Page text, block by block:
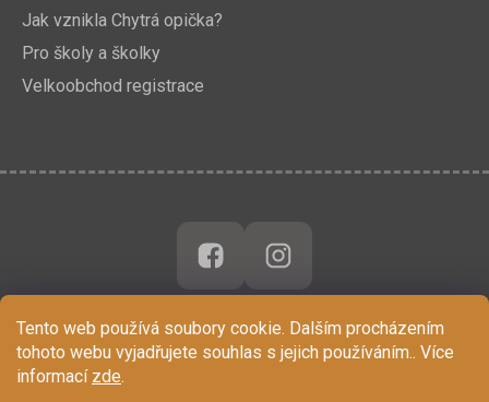
Tento web používá soubory cookie. Dalším procházením
tohoto webu vyjadřujete souhlas s jejich používáním.. Více
informací zde.
Jak vznikla Chytrá opička?
Pro školy a školky
Velkoobchod registrace